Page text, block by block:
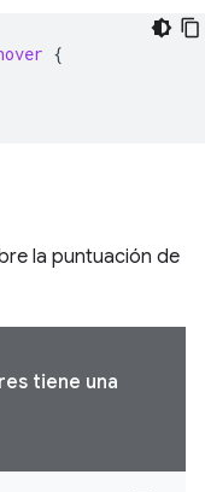
{
la puntuación de
tiene una